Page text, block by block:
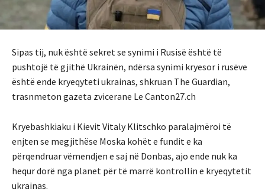
Sipas tij, nuk është sekret se synimi i Rusisë është të
pushtojë të gjithë Ukrainën, ndërsa synimi kryesor i rusëve
është ende kryeqyteti ukrainas, shkruan The Guardian,
trasnmeton gazeta zvicerane Le Canton27.ch
Kryebashkiaku i Kievit Vitaly Klitschko paralajmëroi të
enjten se megjithëse Moska kohët e fundit e ka
përqendruar vëmendjen e saj në Donbas, ajo ende nuk ka
hequr dorë nga planet për të marrë kontrollin e kryeqytetit
ukrainas.